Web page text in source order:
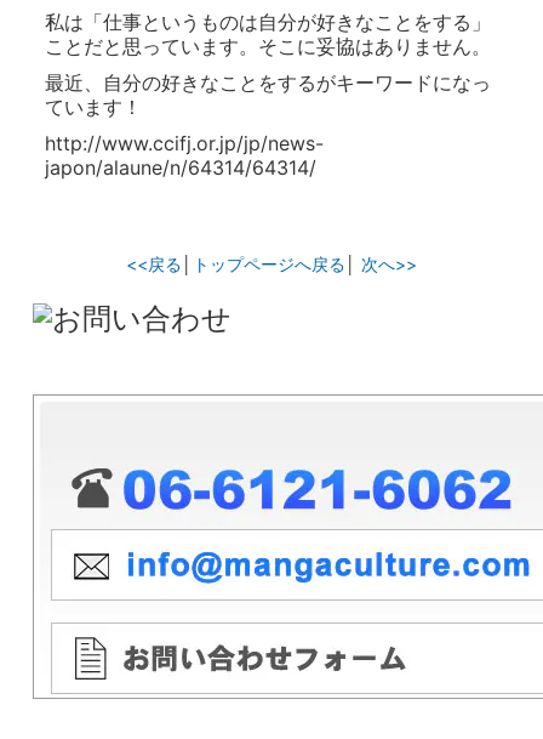
私は「仕事というものは自分が好きなことをする」
ことだと思っています。そこに妥協はありません。
最近、自分の好きなことをするがキーワードになっ
ています！
http://www.ccifj.or.jp/jp/news-
japon/alaune/n/64314/64314/
<<戻る トップページへ戻る 次へ>>